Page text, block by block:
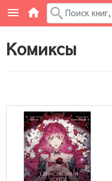
Комиксы